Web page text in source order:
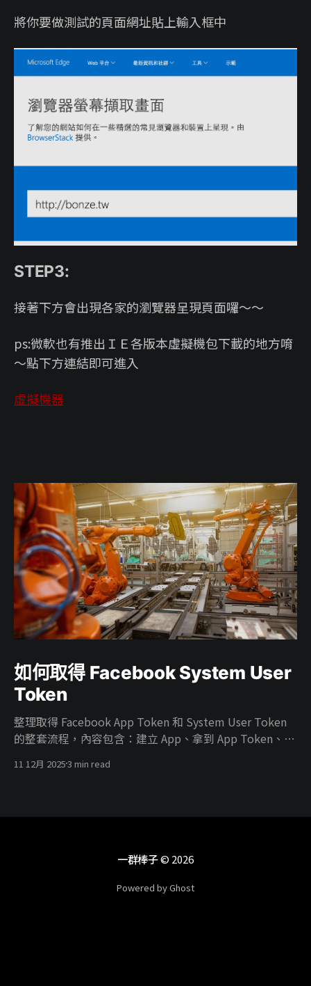
將你要做測試的頁面網址貼上輸入框中
STEP3:
接著下方會出現各家的瀏覽器呈現頁面囉～～
ps:微軟也有推出ＩＥ各版本虛擬機包下載的地方唷
～點下方連結即可進入
虛擬機器
如何取得 Facebook System User
Token
整理取得 Facebook App Token 和 System User Token
的整套流程，內容包含：建立 App、拿到 App Token、在
User、把 App 掛進 Business、開 ads_read／
11 12月 20253 min read
一群棒子© 2026
Powered by Ghost